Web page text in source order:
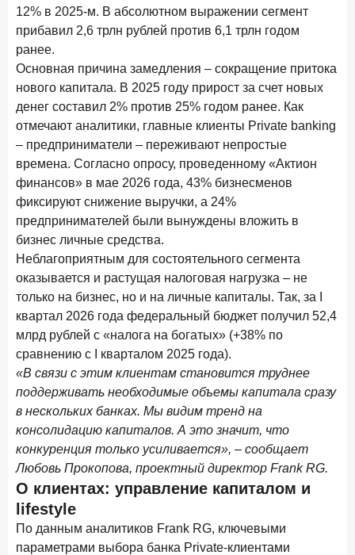
В борьбе за сбережения россиян банки учатся
понимать контекст
28 мая 2026 года
Доверие становится главным фактором на рынке
Private banking
ИССЛЕДОВАНИЕ
Ипотека в России: итоги апреля 2026 года в цифрах
13 мая 2026 года ИССЛЕДОВАНИЕ
«Ни один зарубежный private банк не может
сравниться с российским»
6 мая 2026 года
По итогам апреля 2026 года объем выдач кредитов
составил 968 млрд руб.
29 апреля 2026 года ИССЛЕДОВАНИЕ
Конкуренция на рынке инвестиционно-страховых
продуктов усиливается
28 апреля 2026 года ИССЛЕДОВАНИЕ
Привязанность побеждает ставку? Как выбирают банк
для сбережений в 2026 году
27 апреля 2026 года ИССЛЕДОВАНИЕ
Банки скорректировали доходность вкладов после
снижения ключевой ставки до 14,5%
24 апреля 2026 года
Ипотека. Итоги работы крупнейших ипотечных банков
в марте 2026 года
12% в 2025-м. В абсолютном выражении сегмент
прибавил 2,6 трлн рублей против 6,1 трлн годом
ранее.
Основная причина замедления – сокращение притока
нового капитала. В 2025 году прирост за счет новых
денег составил 2% против 25% годом ранее. Как
отмечают аналитики, главные клиенты Private banking
– предприниматели – переживают непростые
времена. Согласно опросу, проведенному «Актион
финансов» в мае 2026 года, 43% бизнесменов
фиксируют снижение выручки, а 24%
предпринимателей были вынуждены вложить в
бизнес личные средства.
Неблагоприятным для состоятельного сегмента
оказывается и растущая налоговая нагрузка – не
только на бизнес, но и на личные капиталы. Так, за I
квартал 2026 года федеральный бюджет получил 52,4
млрд рублей с «налога на богатых» (+38% по
сравнению с I кварталом 2025 года).
«В связи с этим клиентам становится труднее
поддерживать необходимые объемы капитала сразу
в нескольких банках. Мы видим тренд на
консолидацию капиталов. А это значит, что
конкуренция только усиливается», – сообщает
Любовь Прокопова, проектный директор Frank RG.
О клиентах: управление капиталом и
lifestyle
По данным аналитиков Frank RG, ключевыми
параметрами выбора банка Private-клиентами